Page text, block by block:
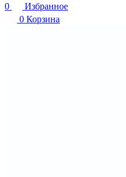
0
Избранное
0 Корзина